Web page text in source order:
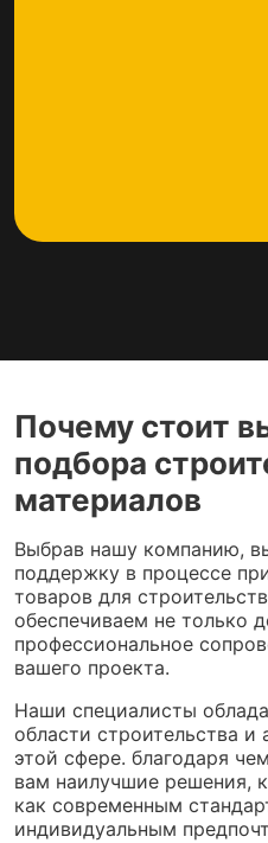
Почему стоит
подбора
материалов
Выбрав нашу компанию,
поддержку в процессе
товаров для
обеспечиваем не только
профессиональное
вашего проекта.
Наши специалисты
области строительства и
этой сфере. благодаря
вам наилучшие решения,
как современным
индивидуальным